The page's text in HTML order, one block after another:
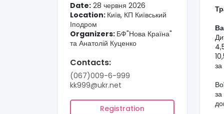
Date: 28 червня 2026
Location: Київ, КП Київський
Іподром
Organizers: БФ"Нова Країна"
та Анатолій Куценко
Contacts:
(067)009-6-999
kk999@ukr.net
Registration